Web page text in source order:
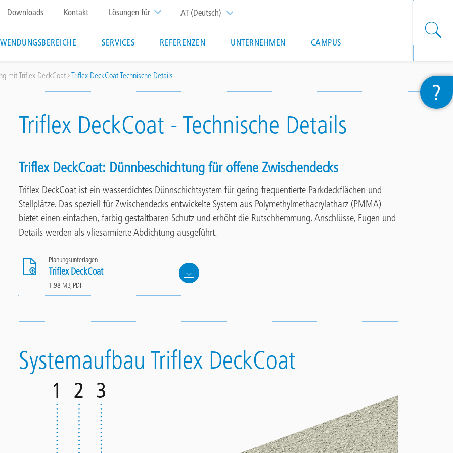
AT (Deutsch) List additional actions
Lösungen für
Downloads Kontakt
SERVICES REFERENZEN UNTERNEHMEN CAMPUS
mit Triflex DeckCoat Triflex DeckCoat Technische Details
Triflex DeckCoat - Technische Details
Triflex DeckCoat: Dünnbeschichtung für offene Zwischendecks
Triflex DeckCoat ist ein wasserdichtes Dünnschichtsystem für gering frequentierte Parkdeckflächen und
Stellplätze. Das speziell für Zwischendecks entwickelte System aus Polymethylmethacrylatharz (PMMA)
bietet einen einfachen, farbig gestaltbaren Schutz und erhöht die Rutschhemmung. Anschlüsse, Fugen und
Details werden als vliesarmierte Abdichtung ausgeführt.
Planungsunterlagen
Triflex DeckCoat File
1.98 MB, PDF
Systemaufbau Triflex DeckCoat
?